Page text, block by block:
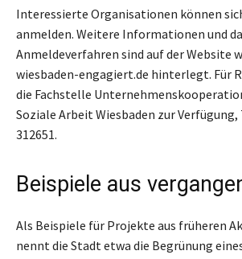
Interessierte Organisationen können
anmelden. Weitere Informationen und
Anmeldeverfahren sind auf der Website
wiesbaden-engagiert.de hinterlegt. Für
die Fachstelle
Soziale Arbeit Wiesbaden zur
312651.
Beispiele aus
Als Beispiele für Projekte aus früheren
nennt die Stadt etwa die Begrünung